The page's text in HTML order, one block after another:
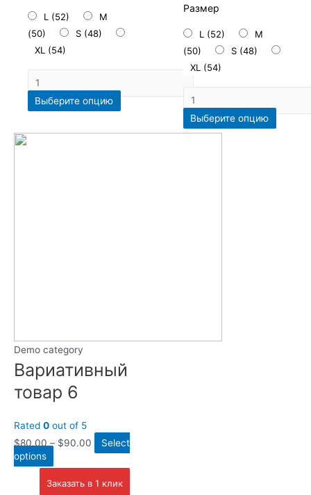
L (52)
M
(50)
S (48)
XL (54)
Выберите опцию
Размер
L (52)
M
(50)
S (48)
XL (54)
Выберите опцию
Demo category
Вариативный
товар 6
Rated 0 out of 5
$80.00 – $90.00
Select
options
Заказать в 1 клик